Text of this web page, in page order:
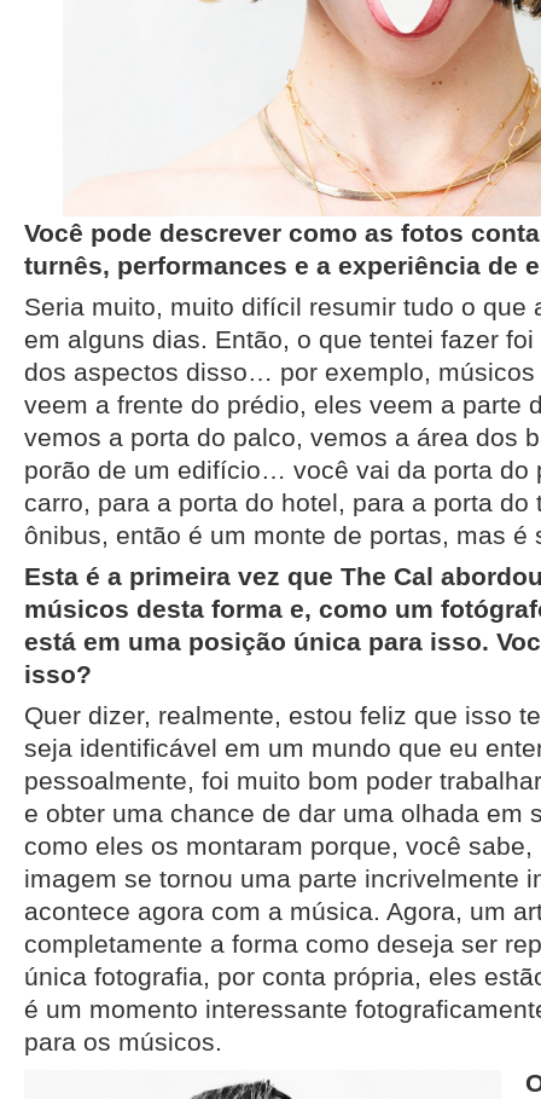
Você pode descrever como as fotos
turnês, performances e a experiência de
Seria muito, muito difícil resumir tudo o que
em alguns dias. Então, o que tentei fazer
dos aspectos disso… por exemplo, músicos
veem a frente do prédio, eles veem a parte
vemos a porta do palco, vemos a área dos
porão de um edifício… você vai da porta do
carro, para a porta do hotel, para a porta do
ônibus, então é um monte de portas, mas é
Esta é a primeira vez que The Cal
músicos desta forma e, como um
está em uma posição única para isso.
isso?
Quer dizer, realmente, estou feliz que isso
seja identificável em um mundo que eu
pessoalmente, foi muito bom poder
e obter uma chance de dar uma olhada em
como eles os montaram porque, você
imagem se tornou uma parte incrivelmente
acontece agora com a música. Agora, um
completamente a forma como deseja ser
única fotografia, por conta própria, eles
é um momento interessante
para os músicos.